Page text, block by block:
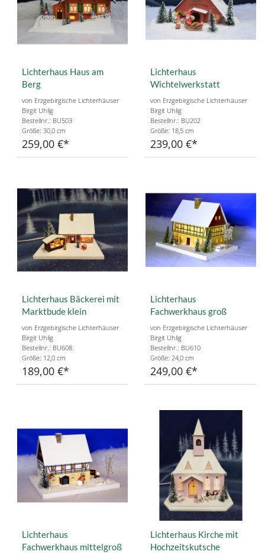
Lichterhaus Haus am
Berg
von Erzgebirgische Lichterhäuser
Birgit Uhlig
Bestellnr.: BU503
Größe: 30,0 cm
259,00 €
Lichterhaus
Wichtelwerkstatt
von Erzgebirgische Lichterhäuser
Birgit Uhlig
Bestellnr.: BU202
Größe: 18,5 cm
239,00 €
Lichterhaus Bäckerei mit
Marktbude klein
von Erzgebirgische Lichterhäuser
Birgit Uhlig
Bestellnr.: BU608
Größe: 12,0 cm
189,00 €
Lichterhaus
Fachwerkhaus groß
von Erzgebirgische Lichterhäuser
Birgit Uhlig
Bestellnr.: BU610
Größe: 24,0 cm
249,00 €
Lichterhaus
Fachwerkhaus mittelgroß
Lichterhaus Kirche mit
Hochzeitskutsche